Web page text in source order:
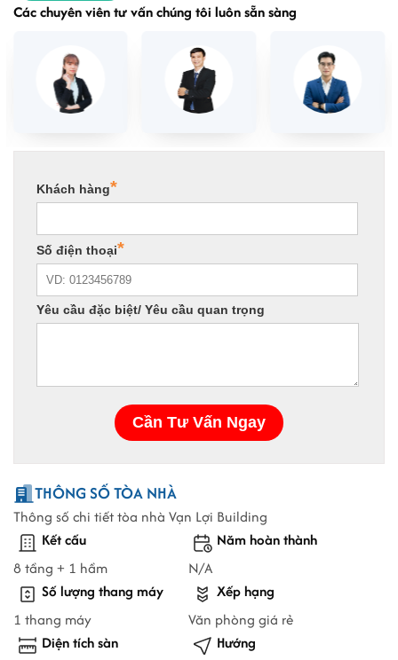
Các chuyên viên tư vấn chúng tôi luôn sẵn sàng
THÔNG SỐ TÒA NHÀ
Thông số chi tiết tòa nhà Vạn Lợi Building
Kết cấu
8 tầng + 1 hầm
Năm hoàn thành
N/A
Số lượng thang máy
1 thang máy
Xếp hạng
Văn phòng giá rẻ
Diện tích sàn
Hướng